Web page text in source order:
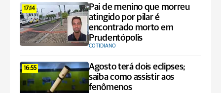
17:14
Pai de menino que morreu
atingido por pilar é
encontrado morto em
Prudentópolis
COTIDIANO
16:55
Agosto terá dois eclipses;
saiba como assistir aos
fenômenos